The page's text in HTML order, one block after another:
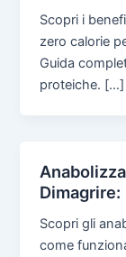
Scopri i
zero calorie
Guida
proteiche. […]
Scopri gli
come